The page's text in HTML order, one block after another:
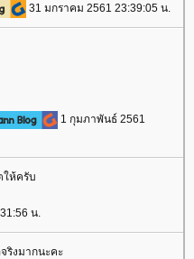
31 มกราคม 2561 23:39:05 น.
1 กุมภาพันธ์ 2561
ให้ครับ
น.
ริงมากนะคะ